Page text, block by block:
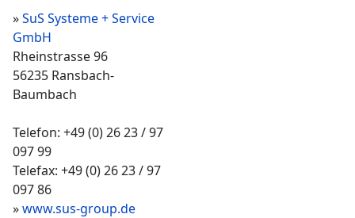
»SuS Systeme + Service
GmbH
Rheinstrasse 96
56235 Ransbach-
Baumbach
Telefon: +49 (0) 26 23 / 97
097 99
Telefax: +49 (0) 26 23 / 97
097 86
»www.sus-group.de